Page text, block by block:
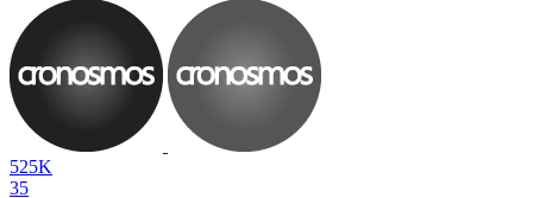
525K
35